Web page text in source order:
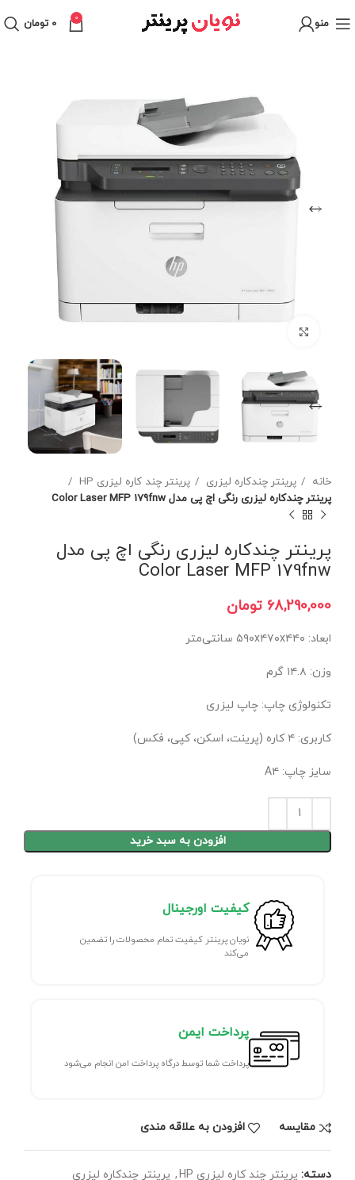
منو 0
0 تومان
خانه پرینتر چندکاره لیزری
پرینتر چند کاره لیزری HP
پرینتر چندکاره لیزری رنگی اچ پی مدل Color Laser MFP 179fnw
پرینتر چندکاره لیزری رنگی اچ پی مدل
Color Laser MFP 179fnw
تومان
ابعاد: ۵۹۰x۴۷۰x۴۴۰ سانتی‌متر
وزن: ۱۴.۸ گرم
تکنولوژی چاپ: چاپ لیزری
کاربری: ۴ کاره (پرینت، اسکن، کپی، فکس)
سایز چاپ: A۴
افزودن به سبد خرید
کیفیت اورجینال
نویان پرینتر کیفیت تمام محصولات را تضمین
می‌کند
پرداخت ایمن
پرداخت شما توسط درگاه پرداخت امن انجام می‌شود
مقايسه افزودن به علاقه مندی
دسته: پرینتر چند کاره لیزری HP , پرینتر چندکاره لیزری